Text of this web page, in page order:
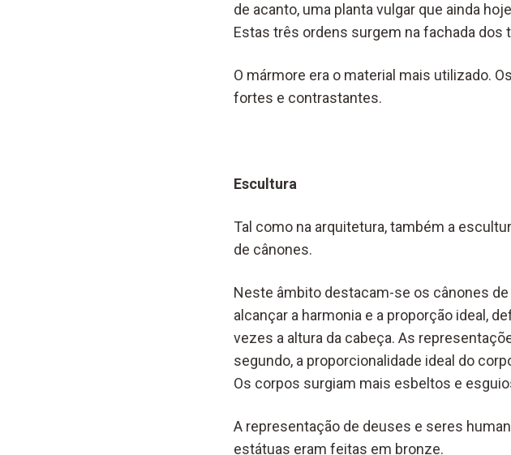
de acanto, uma planta vulgar que ainda
Estas três ordens surgem na fachada dos
O mármore era o material mais utilizado.
fortes e contrastantes.
Escultura
Tal como na arquitetura, também a
de cânones.
Neste âmbito destacam-se os cânones
alcançar a harmonia e a proporção ideal,
vezes a altura da cabeça. As
segundo, a proporcionalidade ideal do
Os corpos surgiam mais esbeltos e
A representação de deuses e seres
estátuas eram feitas em bronze.